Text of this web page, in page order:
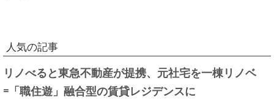
人気の記事
リノべると東急不動産が提携、元社宅を一棟リノベ
=「職住遊」融合型の賃貸レジデンスに